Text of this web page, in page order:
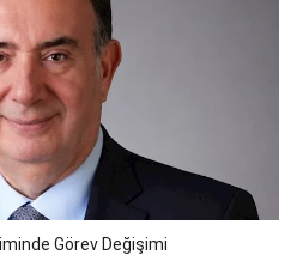
Görev Değişimi